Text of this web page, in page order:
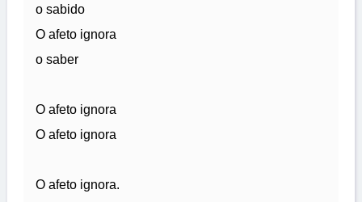
o sabido
O afeto ignora
o saber
O afeto ignora
O afeto ignora
O afeto ignora.